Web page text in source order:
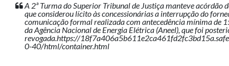
A 2ª Turma do Superior Tribunal de Justiça manteve acórdão
que considerou lícito às concessionárias a interrupção do
comunicação formal realizada com antecedência mínima de
da Agência Nacional de Energia Elétrica (Aneel), que foi
revogada.https://
0-40/html/container.html